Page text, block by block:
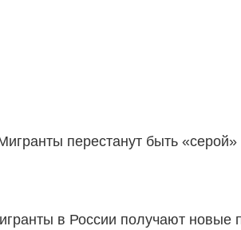
перестанут быть
в России получают новые